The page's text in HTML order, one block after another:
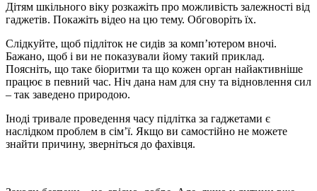
Дітям шкільного віку розкажіть про можливість залежності від
гаджетів. Покажіть відео на цю тему. Обговоріть їх.
Слідкуйте, щоб підліток не сидів за комп’ютером вночі.
Бажано, щоб і ви не показували йому такий приклад.
Поясніть, що таке біоритми та що кожен орган найактивніше
працює в певний час. Ніч дана нам для сну та відновлення сил
– так заведено природою.
Іноді тривале проведення часу підлітка за гаджетами є
наслідком проблем в сім’ї. Якщо ви самостійно не можете
знайти причину, зверніться до фахівця.